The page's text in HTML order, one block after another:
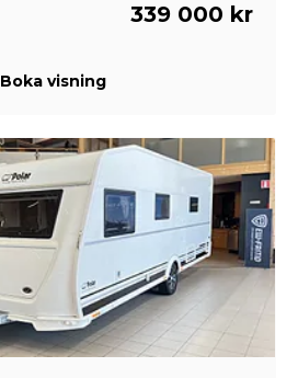
339 000 kr
Boka visning